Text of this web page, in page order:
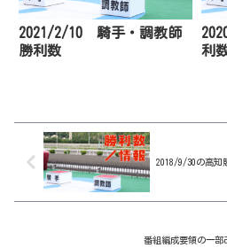
2021/2/10 騎手・調教師
勝利数
利
2018/9/30の高知
番組編成要領の一部